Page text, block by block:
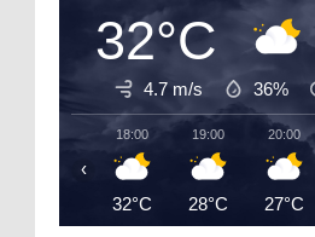
32°C
4.7 m/s 36%
18:00
32°C
19:00
28°C
20:00
27°C
‹